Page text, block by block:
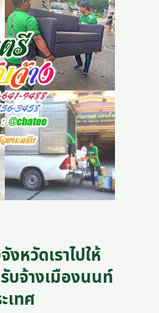
หวัดเราไปให้
บจ้างเมืองนนท์
เทศ